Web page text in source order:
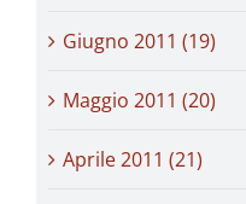
Giugno 2011 (19)
Maggio 2011 (20)
Aprile 2011 (21)